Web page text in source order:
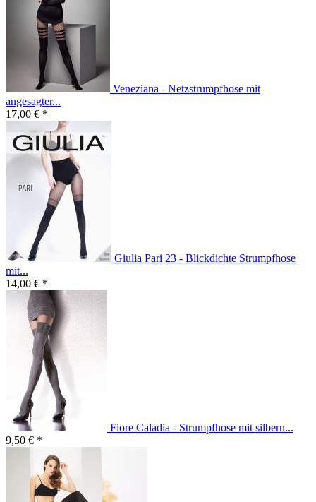
Veneziana - Netzstrumpfhose mit
angesagter...
17,00 € *
Giulia Pari 23 - Blickdichte Strumpfhose
mit...
14,00 € *
Fiore Caladia - Strumpfhose mit silbern...
9,50 € *